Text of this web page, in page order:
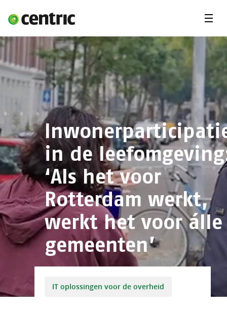
Oplossingen
Branches
Over Centric
Contact
Careers
Insightsin de
‘Als het voor
Rotterdam werkt,
werkt het voor álle
gemeenten’
IT oplossingen voor de overheid